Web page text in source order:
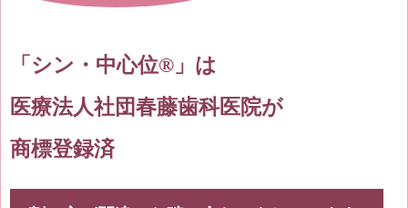
「シン・中心位®️」は
医療法人社団春藤歯科医院が
商標登録済